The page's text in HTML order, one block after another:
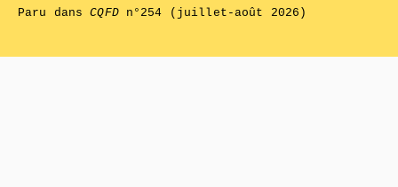
Paru dansCQFDn°254 (juillet-août 2026)